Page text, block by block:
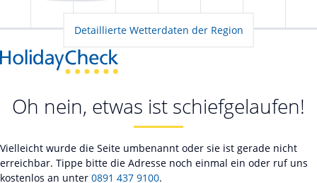
Detaillierte Wetterdaten der Region
Oh nein, etwas ist schiefgelaufen!
Vielleicht wurde die Seite umbenannt oder sie ist gerade nicht
erreichbar. Tippe bitte die Adresse noch einmal ein oder ruf uns
kostenlos an unter 0891 437 9100.